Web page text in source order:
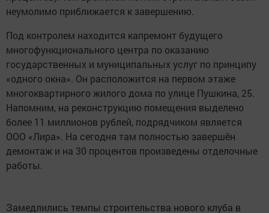
неумолимо приближается к завершению.
Под контролем находится капремонт будущего
многофункционального центра по оказанию
государственных и муниципальных услуг по принципу
«одного окна». Он расположится на первом этаже
многоквартирного жилого дома по улице Пушкина, 25.
Напомним, на реконструкцию помещения выделено
более 11 миллионов рублей, подрядчиком является
ООО «Лира». На сегодня там полностью завершён
демонтаж и на 30 процентов произведены отделочные
работы.
Замедлились темпы строительства нового клуба в